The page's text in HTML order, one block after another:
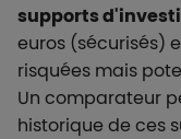
supports
euros (sécurisés)
risquées mais
Un comparateur
historique de ces